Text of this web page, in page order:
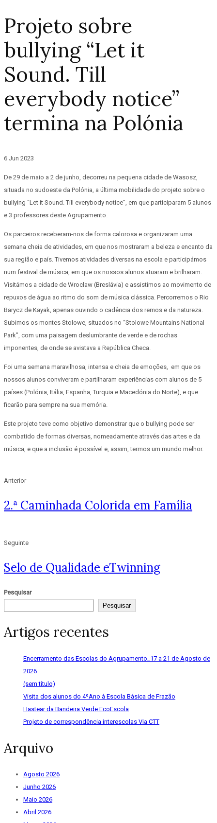
Projeto sobre
bullying “Let it
Sound. Till
everybody notice”
termina na Polónia
6 Jun 2023
De 29 de maio a 2 de junho, decorreu na pequena cidade de Wasosz,
situada no sudoeste da Polónia, a última mobilidade do projeto sobre o
bullying “Let it Sound. Till everybody notice”, em que participaram 5 alunos
e 3 professores deste Agrupamento.
Os parceiros receberam-nos de forma calorosa e organizaram uma
semana cheia de atividades, em que nos mostraram a beleza e encanto da
sua região e país. Tivemos atividades diversas na escola e participámos
num festival de música, em que os nossos alunos atuaram e brilharam.
Visitámos a cidade de Wroclaw (Breslávia) e assistimos ao movimento de
repuxos de água ao ritmo do som de música clássica. Percorremos o Rio
Barycz de Kayak, apenas ouvindo o cadência dos remos e da natureza.
Subimos os montes Stolowe, situados no “Stolowe Mountains National
Park”, com uma paisagem deslumbrante de verde e de rochas
imponentes, de onde se avistava a República Checa.
Foi uma semana maravilhosa, intensa e cheia de emoções, em que os
nossos alunos conviveram e partilharam experiências com alunos de 5
países (Polónia, Itália, Espanha, Turquia e Macedónia do Norte), e que
ficarão para sempre na sua memória.
Este projeto teve como objetivo demonstrar que o bullying pode ser
combatido de formas diversas, nomeadamente através das artes e da
música, e que a inclusão é possível e, assim, termos um mundo melhor.
Anterior
2.ª Caminhada Colorida em Família
Seguinte
Selo de Qualidade eTwinning
Pesquisar
Pesquisar
Artigos recentes
Encerramento das Escolas do Agrupamento_17 a 21 de Agosto de
2026
(sem título)
Visita dos alunos do 4ºAno à Escola Básica de Frazão
Hastear da Bandeira Verde EcoEscola
Projeto de correspondência interescolas Via CTT
Arquivo
Agosto 2026
Junho 2026
Maio 2026
Abril 2026